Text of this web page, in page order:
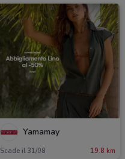
Yamamay
Scade il 31/08 19.8 km